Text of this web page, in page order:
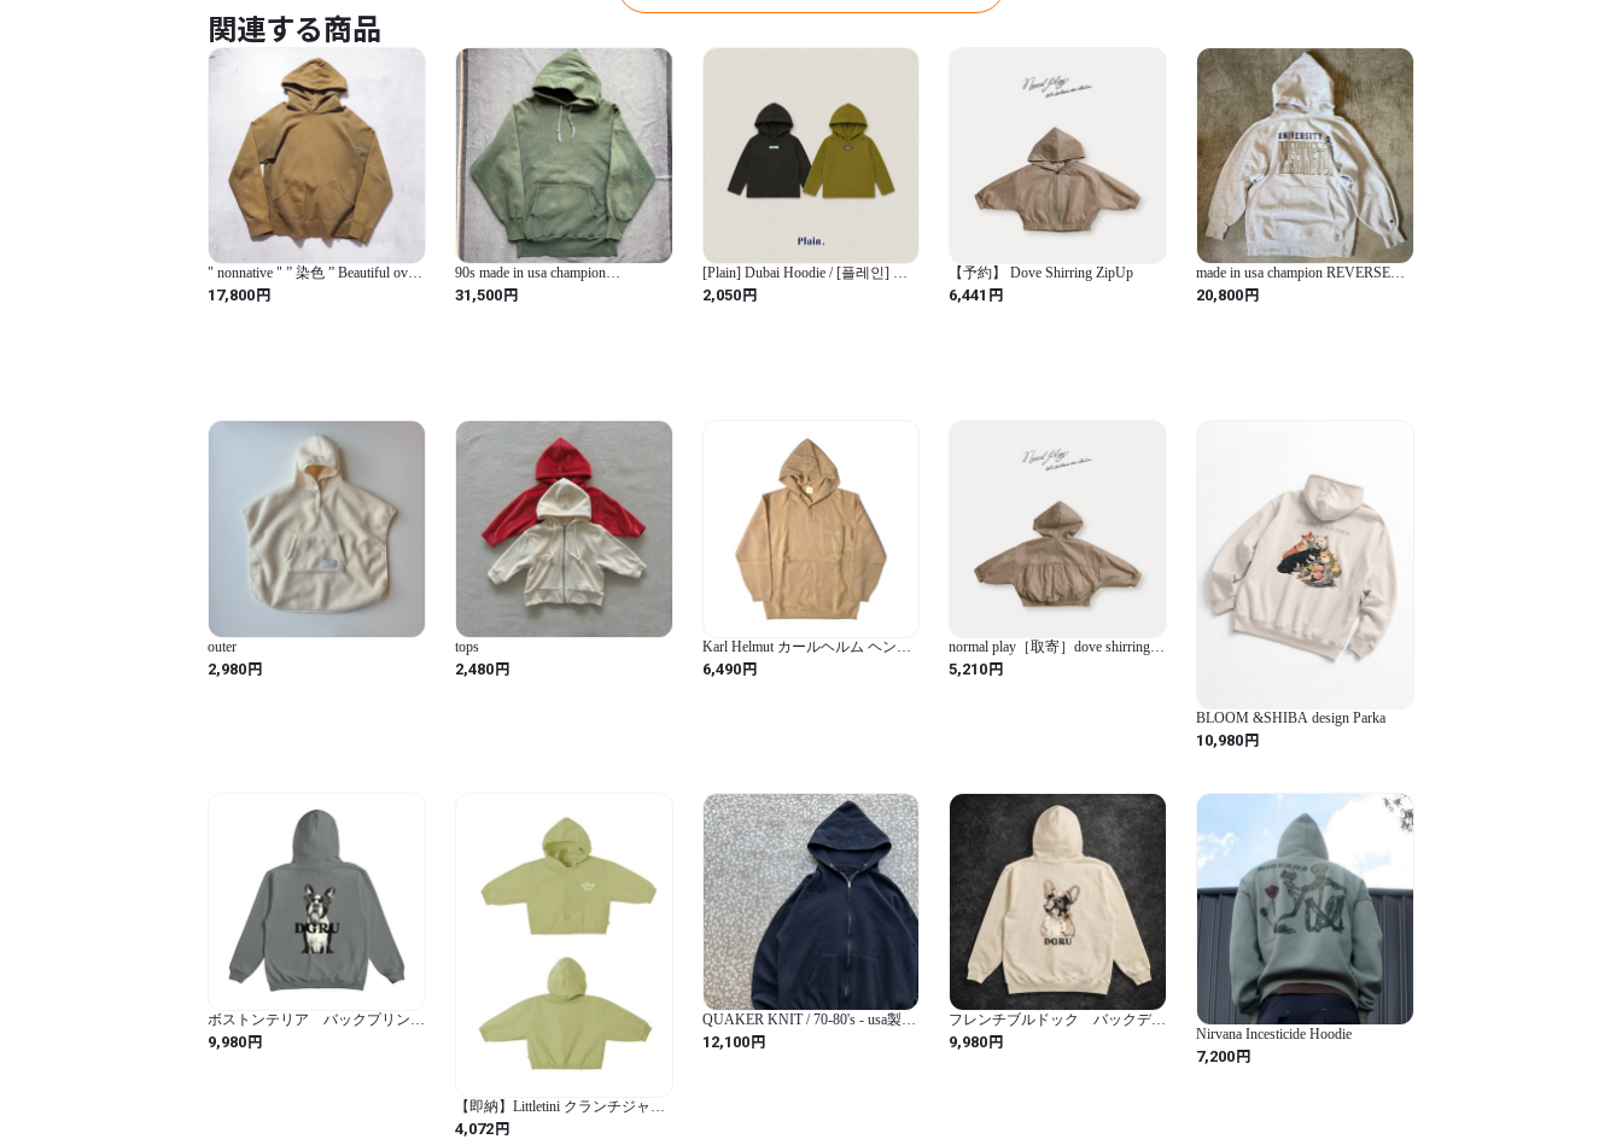
関連する商品
" nonnative " ” 染色 ” Beautiful over
dye × Aging Archive Hoodie
17,800円
90s made in usa champion
REVERSE WEAVE parka USA製
31,500円
[Plain] Dubai Hoodie / [플레인] 두
바이후드티
2,050円
【予約】 Dove Shirring ZipUp
6,441 円
made in usa champion REVERSE
WEAVE
20,800円
outer
2,980円
tops
2,480円
Karl Helmut カールヘルム ヘンリ
ーネック フード付き ウールニッ
ト セーター M/ベージュ
6,490円
normal play［取寄］dove shirring
zipup 26autumn
5,210円
BLOOM &SHIBA design Parka
10,980円
ボストンテリア バックプリント
パーカー
9,980円
【即納】Littletini クランチジャン
パー オリーブ
4,072円
QUAKER KNIT / 70-80's - usa製
zip hoodie sizeXL 両爪
12,100円
フレンチブルドック バックデザ
インジップパーカー
9,980円 Nirvana Incesticide Hoodie
7,200円